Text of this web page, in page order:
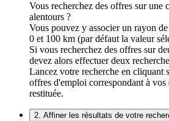
Vous recherchez des offres sur une
alentours ?
Vous pouvez y associer un rayon
0 et 100 km (par défaut la valeur
Si vous recherchez des offres sur
devez alors effectuer deux
Lancez votre recherche en cliquant
offres d'emploi correspondant à vos
restituée.
2. Affiner les résultats de votre